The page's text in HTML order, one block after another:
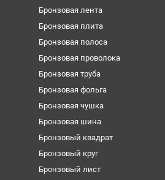
Бронзовая лента
Бронзовая плита
Бронзовая полоса
Бронзовая проволока
Бронзовая труба
Бронзовая фольга
Бронзовая чушка
Бронзовая шина
Бронзовый квадрат
Бронзовый круг
Бронзовый лист